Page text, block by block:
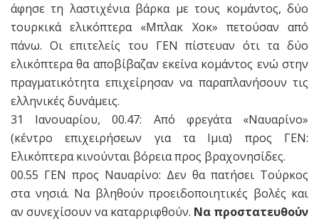
άφησε τη λαστιχένια βάρκα με τους κομάντος, δύο
τουρκικά ελικόπτερα «Μπλακ Χοκ» πετούσαν από
πάνω. Οι επιτελείς του ΓΕΝ πίστευαν ότι τα δύο
ελικόπτερα θα αποβίβαζαν εκείνα κομάντος ενώ στην
πραγματικότητα επιχείρησαν να παραπλανήσουν τις
ελληνικές δυνάμεις.
31 Ιανουαρίου, 00.47: Από φρεγάτα «Ναυαρίνο»
(κέντρο επιχειρήσεων για τα Ιμια) προς ΓΕΝ:
Ελικόπτερα κινούνται βόρεια προς βραχονησίδες.
00.55 ΓΕΝ προς Ναυαρίνο: Δεν θα πατήσει Τούρκος
στα νησιά. Να βληθούν προειδοποιητικές βολές και
αν συνεχίσουν να καταρριφθούν. Να προστατευθούν